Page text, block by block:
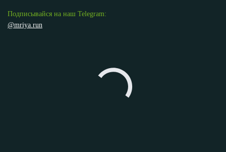
Подписывайся на наш Telegram:
@mriya.run